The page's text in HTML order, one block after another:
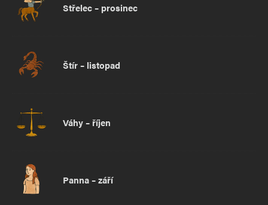
Střelec – prosinec
Štír – listopad
Váhy – říjen
Panna – září